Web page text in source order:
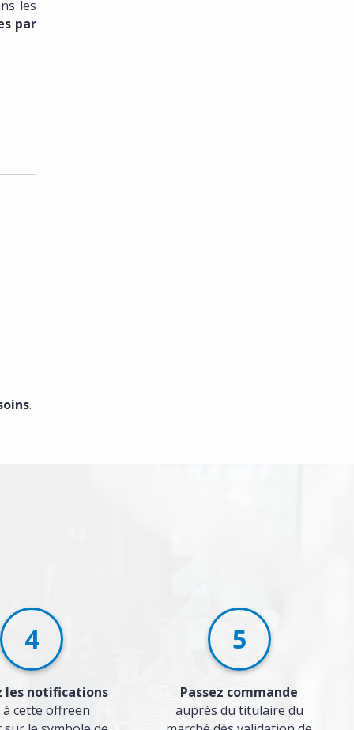
les
par
.
4
les notifications
à cette offreen
5
Passez commande
auprès du titulaire du